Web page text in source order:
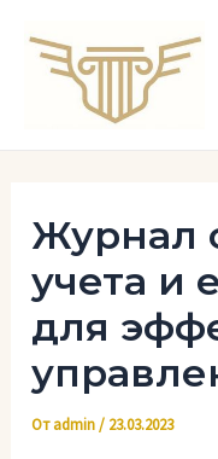
содержимому
Журнал
учета и
для
Отadmin/ 23.03.2023